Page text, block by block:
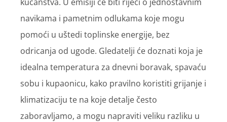
navikama i pametnim odlukama koje mogu
pomoći u uštedi toplinske energije, bez
odricanja od ugode. Gledatelji će doznati koja je
idealna temperatura za dnevni boravak, spavaću
sobu i kupaonicu, kako pravilno koristiti grijanje i
klimatizaciju te na koje detalje često
zaboravljamo, a mogu napraviti veliku razliku u